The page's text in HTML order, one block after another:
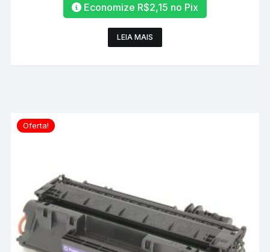
Economize R$2,15 no Pix
LEIA MAIS
Oferta!